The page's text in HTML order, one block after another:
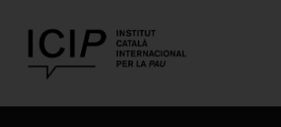
content
ICIP